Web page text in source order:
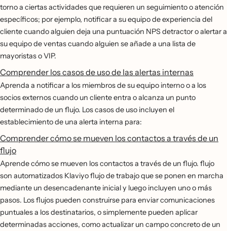
torno a ciertas actividades que requieren un seguimiento o atención
específicos; por ejemplo, notificar a su equipo de experiencia del
cliente cuando alguien deja una puntuación NPS detractor o alertar a
su equipo de ventas cuando alguien se añade a una lista de
mayoristas o VIP.
Comprender los casos de uso de las alertas internas
Aprenda a notificar a los miembros de su equipo interno o a los
socios externos cuando un cliente entra o alcanza un punto
determinado de un flujo. Los casos de uso incluyen el
establecimiento de una alerta interna para:
Comprender cómo se mueven los contactos a través de un
flujo
Aprende cómo se mueven los contactos a través de un flujo. flujo
son automatizados Klaviyo flujo de trabajo que se ponen en marcha
mediante un desencadenante inicial y luego incluyen uno o más
pasos. Los flujos pueden construirse para enviar comunicaciones
puntuales a los destinatarios, o simplemente pueden aplicar
determinadas acciones, como actualizar un campo concreto de un